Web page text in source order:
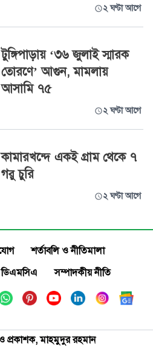
২ ঘণ্টা আগে
টুঙ্গিপাড়ায় ‘৩৬ জুলাই স্মারক
তোরণে’ আগুন, মামলায়
আসামি ৭৫
২ ঘণ্টা আগে
কামারখন্দে একই গ্রাম থেকে ৭
গরু চুরি
২ ঘণ্টা আগে
শর্তাবলি ও নীতিমালা
ডিএমসিএ সম্পাদকীয় নীতি
প্রকাশক, মাহমুদুর রহমান